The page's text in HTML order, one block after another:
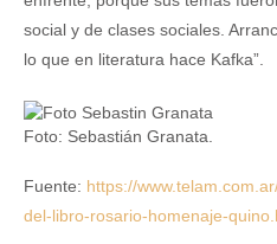
social y de clases sociales.
lo que en literatura hace Kafka”.
Foto: Sebastián Granata.
Fuente: https://
del-libro-rosario-homenaje-